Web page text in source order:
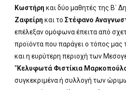
Κωστήρη και δύο μαθητές της Β΄
Ζαφείρη και το Στέφανο
επέλεξαν ομόφωνα έπειτα από
προϊόντα που παράγει ο τόπος
και η ευρύτερη περιοχή των
“Κελυφωτά Φιστίκια
συγκεκριμένα ή συλλογή των